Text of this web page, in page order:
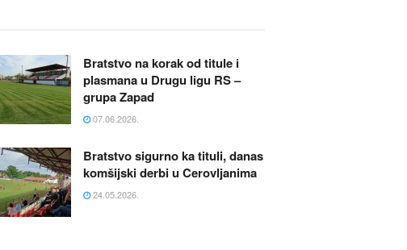
Bratstvo na korak od titule i
plasmana u Drugu ligu RS –
grupa Zapad
07.06.2026.
Bratstvo sigurno ka tituli, danas
komšijski derbi u Cerovljanima
24.05.2026.